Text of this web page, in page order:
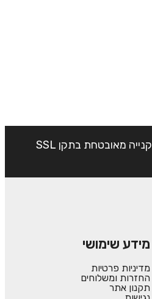
קנייה מאובטחת בתקן SSL
מידע שימושי
מדיניות פרטיות
החזרות ומשלוחים
תקנון אתר